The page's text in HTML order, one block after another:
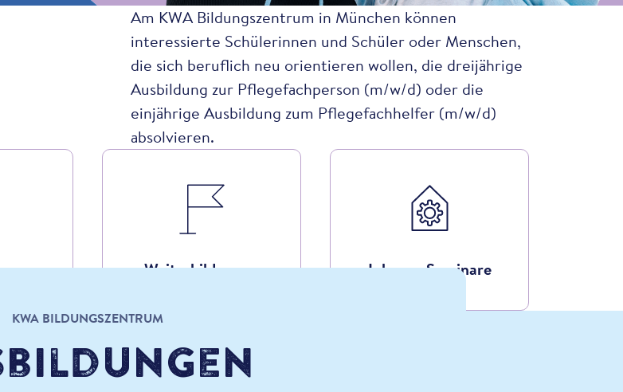
Am KWA Bildungszentrum in München können
interessierte Schülerinnen und Schüler oder Menschen,
die sich beruflich neu orientieren wollen, die dreijährige
Ausbildung zur Pflegefachperson (m/w/d) oder die
einjährige Ausbildung zum Pflegefachhelfer (m/w/d)
absolvieren.
Weiterbildungen Inhouse Seminare
KWA BILDUNGSZENTRUM